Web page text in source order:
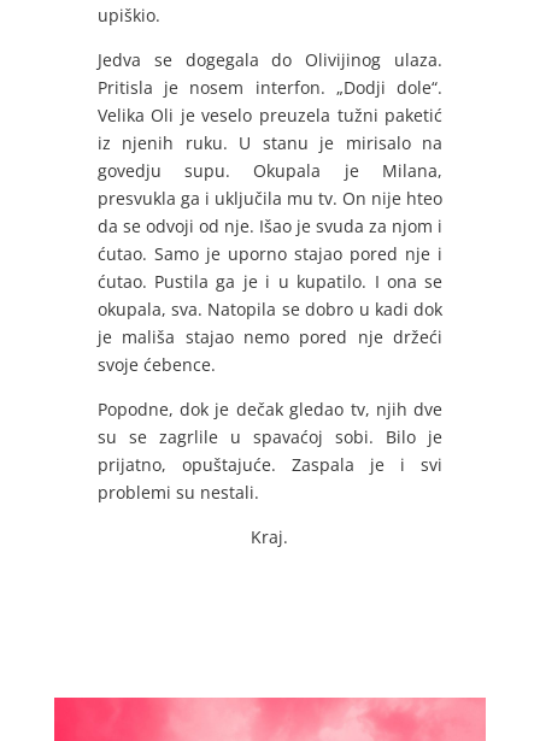
upiškio.
Jedva se dogegala do Olivijinog ulaza.
Pritisla je nosem interfon. „Dodji dole“.
Velika Oli je veselo preuzela tužni paketić
iz njenih ruku. U stanu je mirisalo na
govedju supu. Okupala je Milana,
presvukla ga i uključila mu tv. On nije hteo
da se odvoji od nje. Išao je svuda za njom i
ćutao. Samo je uporno stajao pored nje i
ćutao. Pustila ga je i u kupatilo. I ona se
okupala, sva. Natopila se dobro u kadi dok
je mališa stajao nemo pored nje držeći
svoje ćebence.
Popodne, dok je dečak gledao tv, njih dve
su se zagrlile u spavaćoj sobi. Bilo je
prijatno, opuštajuće. Zaspala je i svi
problemi su nestali.
Kraj.